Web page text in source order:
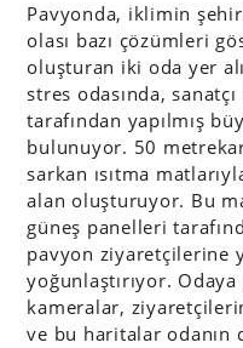
Pavyonda, iklimin
olası bazı çözümleri
oluşturan iki oda yer
stres odasında,
tarafından yapılmış
bulunuyor. 50
sarkan ısıtma
alan oluşturuyor. Bu
güneş panelleri
pavyon ziyaretçilerine
yoğunlaştırıyor.
kameralar,
ve bu haritalar odanın